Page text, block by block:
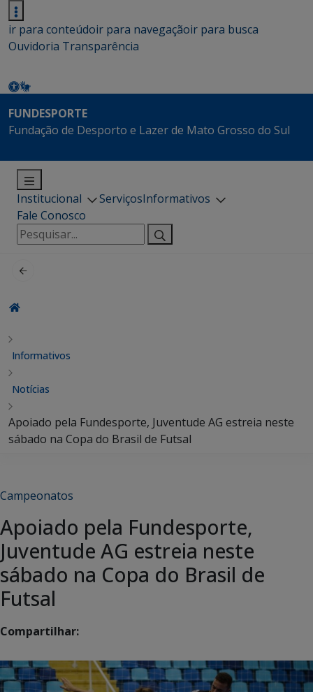
ir para conteúdoir para navegaçãoir para busca
Ouvidoria Transparência
FUNDESPORTE
Fundação de Desporto e Lazer de Mato Grosso do Sul
Institucional ServiçosInformativos
Fale Conosco
Pesquisar
por:
Informativos
Notícias
Apoiado pela Fundesporte, Juventude AG estreia neste
sábado na Copa do Brasil de Futsal
Campeonatos
Apoiado pela Fundesporte,
Juventude AG estreia neste
sábado na Copa do Brasil de
Futsal
Compartilhar: